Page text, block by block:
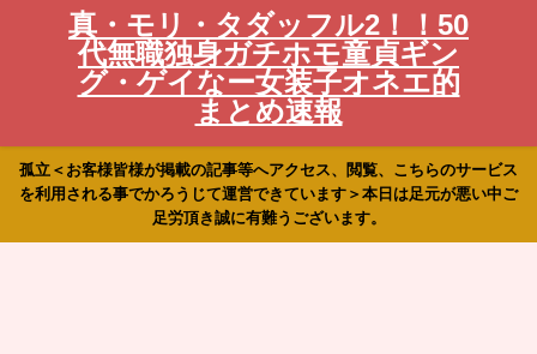
真・モリ・タダッフル2！！50
代無職独身ガチホモ童貞ギン
グ・ゲイなー女装子オネエ的
まとめ速報
孤立＜お客様皆様が掲載の記事等へアクセス、閲覧、こちらのサービス
を利用される事でかろうじて運営できています＞本日は足元が悪い中ご
足労頂き誠に有難うございます。